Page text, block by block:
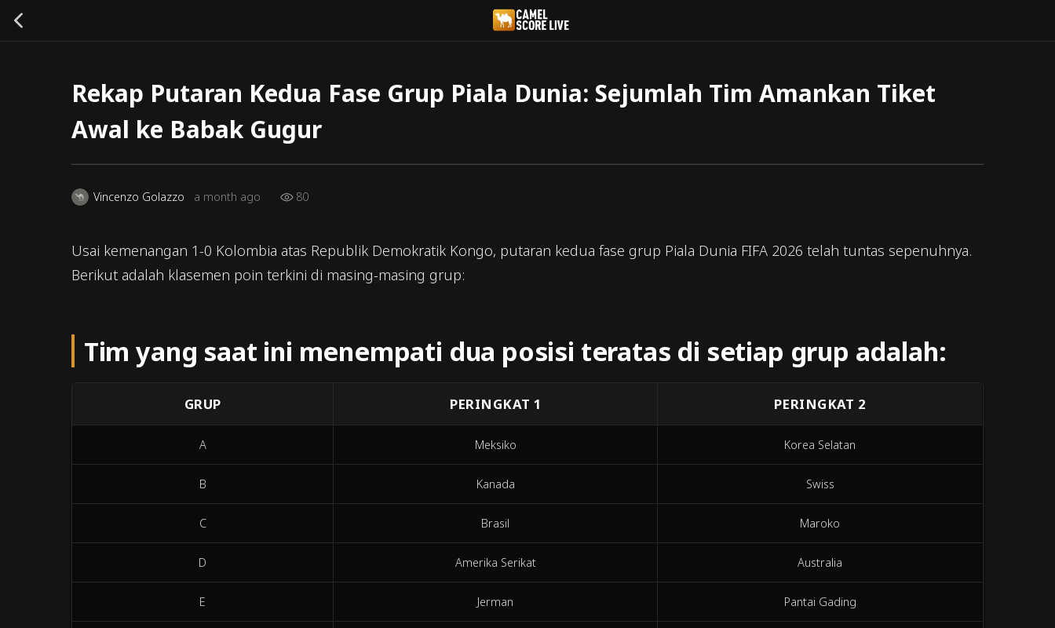
Rekap Putaran Kedua Fase Grup Piala Dunia: Sejumlah Tim Amankan Tiket
Awal ke Babak Gugur
Vincenzo Golazzo a month ago 80
Usai kemenangan 1-0 Kolombia atas Republik Demokratik Kongo, putaran kedua fase grup Piala Dunia FIFA 2026 telah tuntas sepenuhnya.
Berikut adalah klasemen poin terkini di masing-masing grup:
Tim yang saat ini menempati dua posisi teratas di setiap grup adalah:
GRUP PERINGKAT 1 PERINGKAT 2
A Meksiko Korea Selatan
B Kanada Swiss
C Brasil Maroko
D Amerika Serikat Australia
E Jerman Pantai Gading